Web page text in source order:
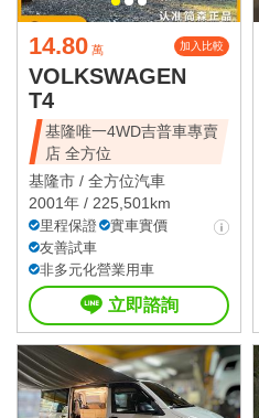
14.80 萬 加入比較
VOLKSWAGEN
T4
基隆唯一4WD吉普車專賣
店 全方位
基隆市 / 全方位汽車
2001年 / 225,501km
里程保證
實車實價
友善試車
非多元化營業用車
立即諮詢